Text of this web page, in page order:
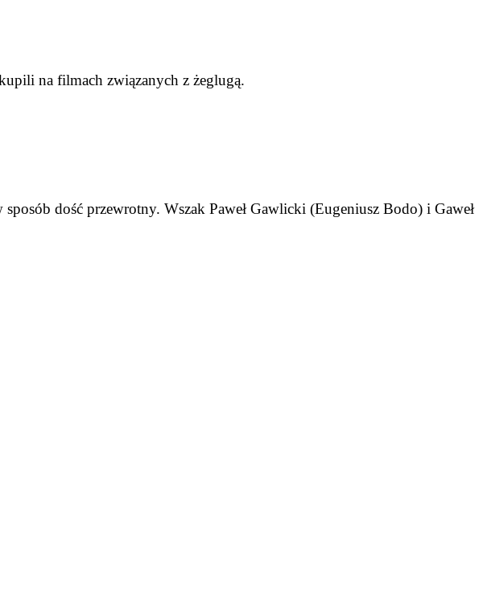
na filmach związanych z żeglugą.
dość przewrotny. Wszak Paweł Gawlicki (Eugeniusz Bodo) i Gaweł